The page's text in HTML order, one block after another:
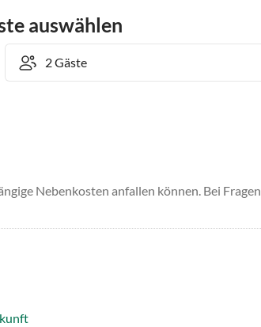
auswählen
Nebenkosten anfallen können. Bei Fragen